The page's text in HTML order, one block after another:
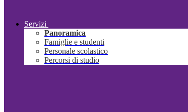
Servizi
Panoramica
Famiglie e studenti
Personale scolastico
Percorsi di studio